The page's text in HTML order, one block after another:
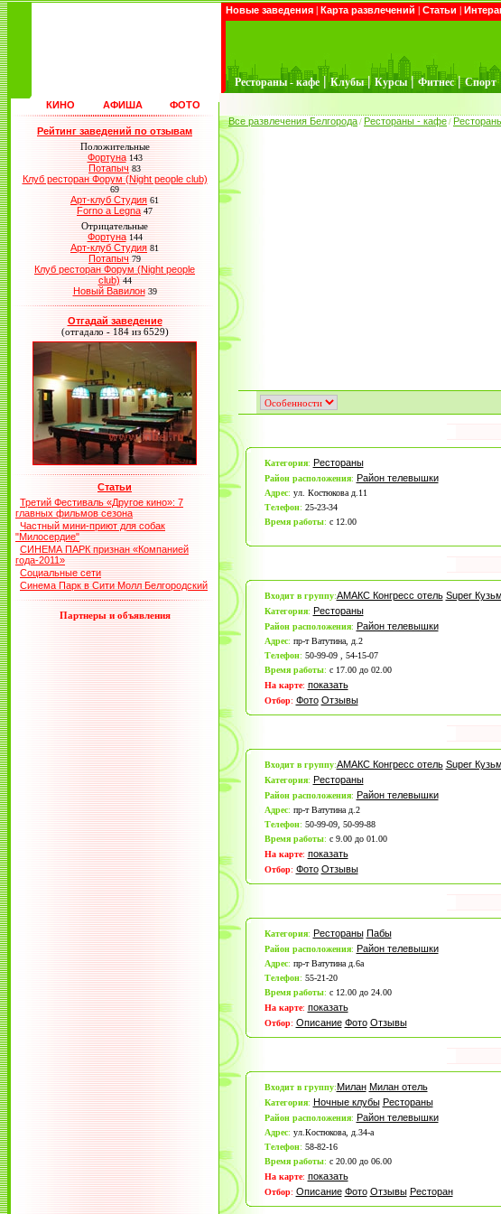
Новые заведения | Карта развлечений | Статьи |
Рестораны - кафе | Клубы | Курсы | Фитнес | Спорт
КИНО АФИША ФОТО
Рейтинг заведений по отзывам
Положительные
Фортуна 143
Потапыч 83
Клуб ресторан Форум (Night people club)
69
Арт-клуб Студия 61
Forno a Legna 47
Отрицательные
Фортуна 144
Арт-клуб Студия 81
Потапыч 79
Клуб ресторан Форум (Night people
club) 44
Новый Вавилон 39
Отгадай заведение
(отгадало - 184 из 6529)
Статьи
Третий Фестиваль «Другое кино»: 7
главных фильмов сезона
Частный мини-приют для собак
"Милосердие"
СИНЕМА ПАРК признан «Компанией
года-2011»
Социальные сети
Синема Парк в Сити Молл Белгородский
Партнеры и объявления
Все развлечения Белгорода / Рестораны - кафе /
Категория: Рестораны
Район расположения: Район телевышки
Адрес: ул. Костюкова д.11
Телефон: 25-23-34
Время работы: с 12.00
Входит в группу:АМАКС Конгресс отель Super
Категория: Рестораны
Район расположения: Район телевышки
Адрес: пр-т Ватутина, д.2
Телефон: 50-99-09 , 54-15-07
Время работы: с 17.00 до 02.00
На карте: показать
Отбор: Фото Отзывы
Входит в группу:АМАКС Конгресс отель Super
Категория: Рестораны
Район расположения: Район телевышки
Адрес: пр-т Ватутина д.2
Телефон: 50-99-09, 50-99-88
Время работы: c 9.00 до 01.00
На карте: показать
Отбор: Фото Отзывы
Категория: Рестораны Пабы
Район расположения: Район телевышки
Адрес: пр-т Ватутина д.6а
Телефон: 55-21-20
Время работы: с 12.00 до 24.00
На карте: показать
Отбор: Описание Фото Отзывы
Входит в группу:Милан Милан отель
Категория: Ночные клубы Рестораны
Район расположения: Район телевышки
Адрес: ул.Костюкова, д.34-а
Телефон: 58-82-16
Время работы: с 20.00 до 06.00
На карте: показать
Отбор: Описание Фото Отзывы Ресторан